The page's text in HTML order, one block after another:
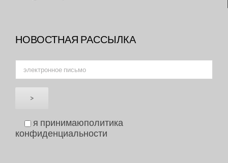
НОВОСТНАЯ РАССЫЛКА
я принимаюполитика
конфиденциальности